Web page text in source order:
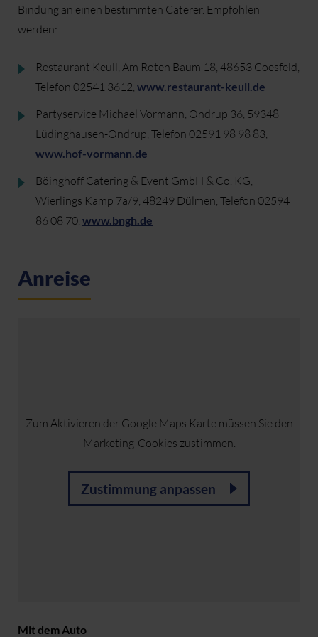
Bindung an einen bestimmten Caterer. Empfohlen
werden:
Restaurant Keull, Am Roten Baum 18, 48653 Coesfeld,
Telefon 02541 3612, www.restaurant-keull.de
Partyservice Michael Vormann, Ondrup 36, 59348
Lüdinghausen-Ondrup, Telefon 02591 98 98 83,
www.hof-vormann.de
Böinghoff Catering & Event GmbH & Co. KG,
Wierlings Kamp 7a/9, 48249 Dülmen, Telefon 02594
86 08 70, www.bngh.de
Anreise
Zum Aktivieren der Google Maps Karte müssen Sie den
Marketing-Cookies zustimmen.
Zustimmung anpassen
Mit dem Auto